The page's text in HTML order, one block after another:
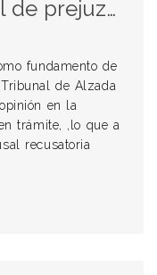
Inadmisibilidad.
fundamento de
de Alzada
en la
trámite, ,lo que a
recusatoria